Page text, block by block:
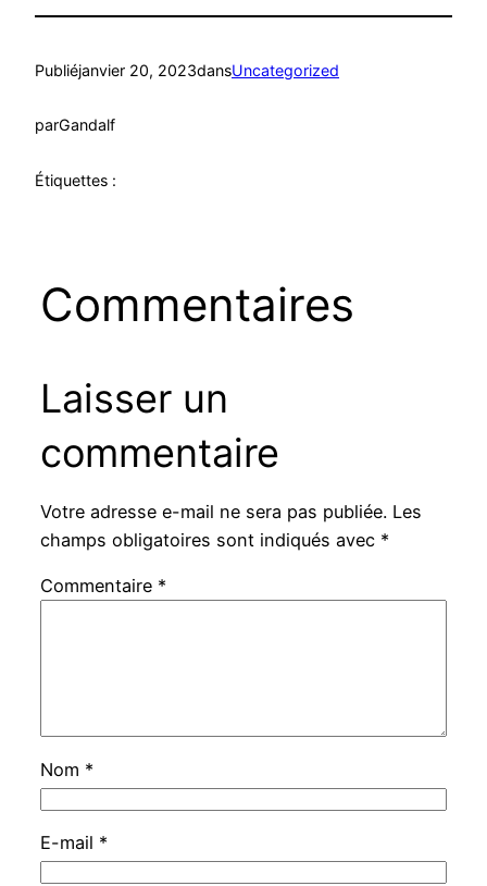
Publiéjanvier 20, 2023dansUncategorized
parGandalf
Étiquettes :
Commentaires
Laisser un
commentaire
Votre adresse e-mail ne sera pas publiée. Les
champs obligatoires sont indiqués avec *
Commentaire *
Nom *
E-mail *